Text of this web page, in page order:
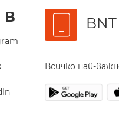
В
Всичко най-